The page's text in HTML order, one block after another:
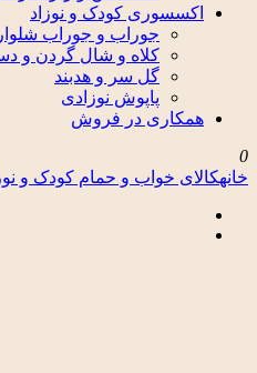
اکسسوری کودک و نوزاد
جوراب و جوراب
کلاه و شال گردن و
گل سر و هدبند
پاپوش نوزادی
همکاری در فروش
0
خانهکالای خواب و حمام کودک و